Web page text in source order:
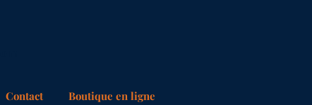
Contact Boutique en ligne